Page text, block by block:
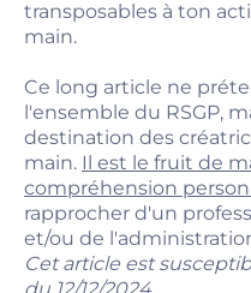
transposables à ton
main.
Ce long article ne
l'ensemble du RSGP,
destination des
main. Il est le fruit de
compréhension
rapprocher d'un
et/ou de
Cet article est